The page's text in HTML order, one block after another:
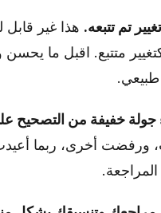
هذا غير قابل
متتبع. اقبل ما
ورفضت أخرى، ربما